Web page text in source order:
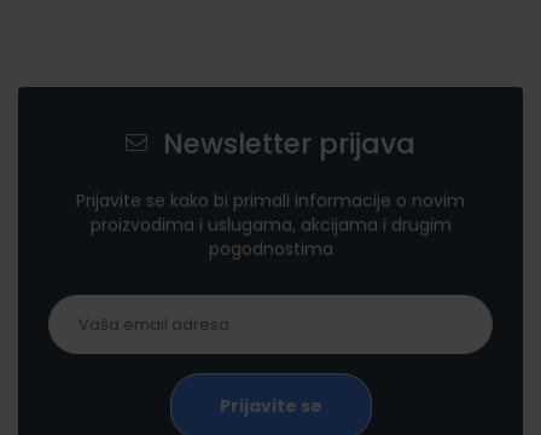
Newsletter prijava
Prijavite se kako bi primali informacije o novim
proizvodima i uslugama, akcijama i drugim
pogodnostima